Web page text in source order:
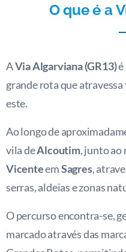
O que é a
AVia Algarviana (GR13)é
grande rota que
este.
Ao longo de
vila deAlcoutim, junto ao
VicenteemSagres,
serras, aldeias e zonas
O percurso encontra-se,
marcado através das